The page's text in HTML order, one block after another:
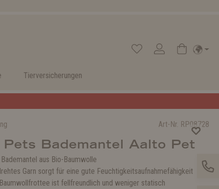
Tierversicherungen
Art-Nr. RP08728
Pets Bademantel Aalto Pet
aus Bio-Baumwolle
Garn sorgt für eine gute Feuchtigkeitsaufnahmefähigkeit
ist fellfreundlich und weniger statisch